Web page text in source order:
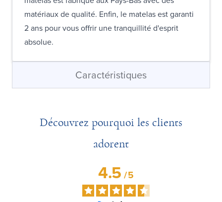
matériaux de qualité. Enfin, le matelas est garanti
2 ans pour vous offrir une tranquillité d'esprit
absolue.
Caractéristiques
Découvrez pourquoi les clients
adorent
4.5/5